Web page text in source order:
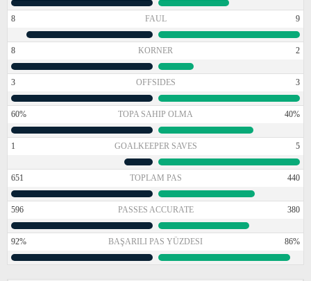
8 FAUL 9
8 KORNER 2
3 OFFSIDES 3
60% TOPA SAHIP OLMA 40%
1 GOALKEEPER SAVES 5
651 TOPLAM PAS 440
596 PASSES ACCURATE 380
92% BAŞARILI PAS YÜZDESI 86%